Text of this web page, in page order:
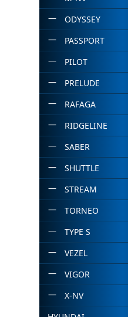
ODYSSEY
PASSPORT
PILOT
PRELUDE
RAFAGA
RIDGELINE
SABER
SHUTTLE
STREAM
TORNEO
TYPE S
VEZEL
VIGOR
X-NV